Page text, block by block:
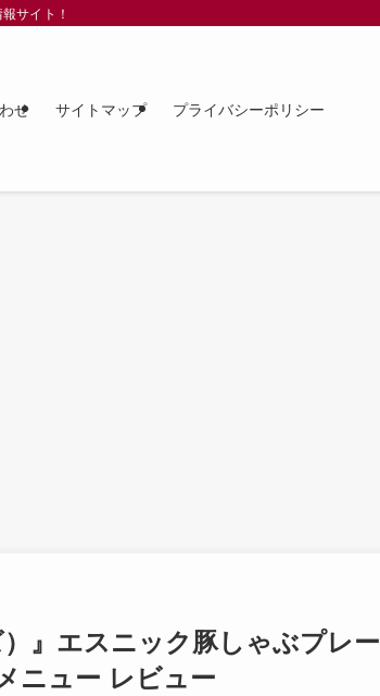
サイト！
せ サイトマップ プライバシーポリシー
』エスニック豚しゃぶプレー
ニュー レビュー